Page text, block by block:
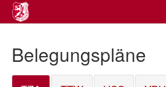
Zum
Hauptinhalt
Belegungspläne